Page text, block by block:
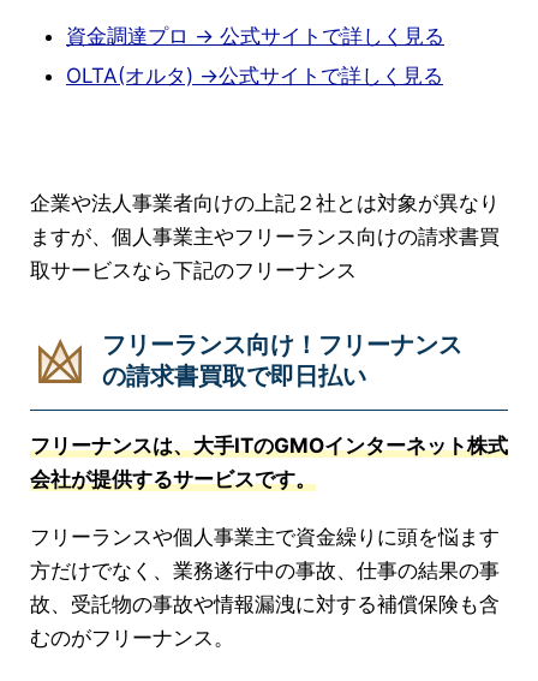
資金調達プロ → 公式サイトで詳しく見る
OLTA(オルタ) →公式サイトで詳しく見る
企業や法人事業者向けの上記２社とは対象が異なり
ますが、個人事業主やフリーランス向けの請求書買
取サービスなら下記のフリーナンス
フリーランス向け！フリーナンス
の請求書買取で即日払い
フリーナンスは、大手ITのGMOインターネット株式
会社が提供するサービスです。
フリーランスや個人事業主で資金繰りに頭を悩ます
方だけでなく、業務遂行中の事故、仕事の結果の事
故、受託物の事故や情報漏洩に対する補償保険も含
むのがフリーナンス。